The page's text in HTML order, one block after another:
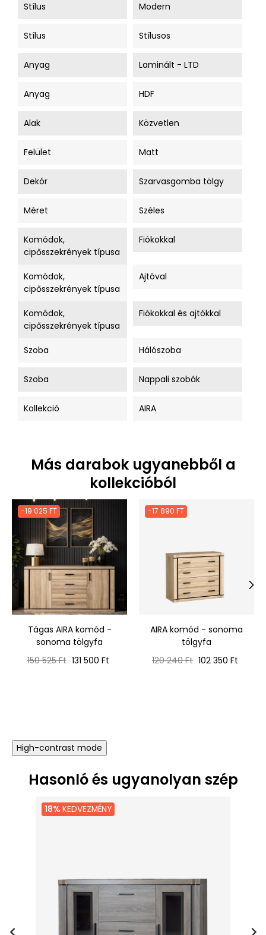
Stílus Modern
Stílus Stílusos
Anyag Laminált - LTD
Anyag HDF
Alak Közvetlen
Felület Matt
Dekór Szarvasgomba tölgy
Méret Széles
Komódok,
cipősszekrények típusa
Fiókokkal
Komódok,
cipősszekrények típusa
Ajtóval
Komódok,
cipősszekrények típusa
Fiókokkal és ajtókkal
Szoba Hálószoba
Szoba Nappali szobák
Kollekció AIRA
Más darabok ugyanebből a
kollekcióból
-19 025 FT
Tágas AIRA komód -
sonoma tölgyfa
Normál
150 525 Ft Ár
131 500 Ft
-17 890 FT
AIRA komód - sonoma
tölgyfa
Normál
120 240 Ft Ár
102 350 Ft
‹
High-contrast mode
Hasonló és ugyanolyan szép
18% KEDVEZMÉNY